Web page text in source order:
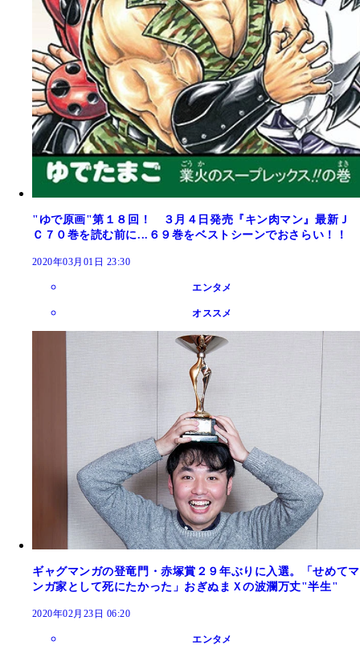
"ゆで原画"第１８回！ ３月４日発売『キン肉マン』最新Ｊ
Ｃ７０巻を読む前に...６９巻をベストシーンでおさらい！！
2020年03月01日 23:30
エンタメ
オススメ
ギャグマンガの登竜門・赤塚賞２９年ぶりに入選。「せめてマ
ンガ家として死にたかった」おぎぬまＸの波瀾万丈"半生"
2020年02月23日 06:20
エンタメ